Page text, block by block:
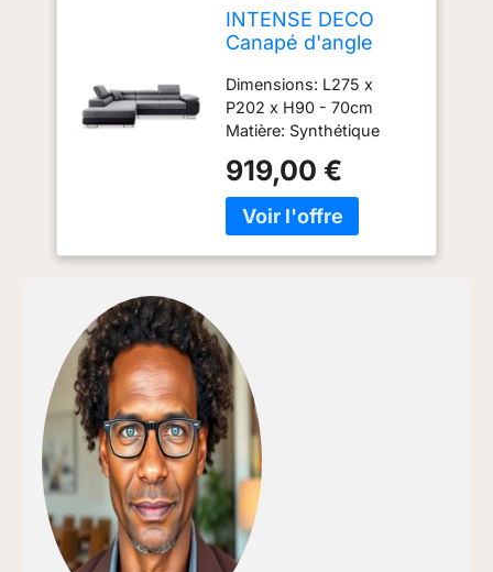
INTENSE DECO
Canapé d'angle
Marius Gris et Noir
Dimensions: L275 x
P202 x H90 - 70cm
Matière: Synthétique
(100% Polyester)
Livraison en France
Métropolitaine
919,00 €